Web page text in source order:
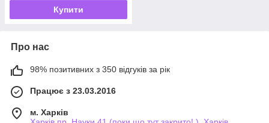
Купити
Про нас
98% позитивних з 350 відгуків за рік
Працює з 23.03.2016
м. Харків